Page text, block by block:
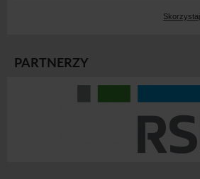
PARTNERZY